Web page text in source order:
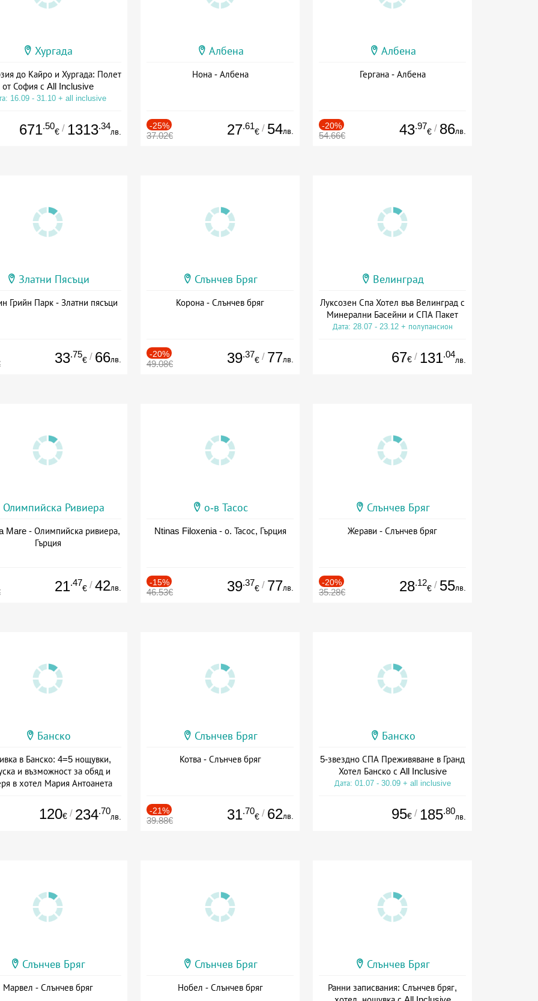
Хургада
до Кайро и Хургада: Полет
от София с All Inclusive
16.09 - 31.10 + all inclusive
671.50
€ / 1313.34
лв.
Албена
Нона - Албена
-25%
37.02€ 27.61
€ / 54лв.
Албена
Гергана - Албена
-20%
54.66€ 43.97
€ / 86лв.
Златни Пясъци
Грийн Парк - Златни пясъци
33.75
€ / 66лв.
Слънчев Бряг
Корона - Слънчев бряг
-20%
49.08€ 39.37
€ / 77лв.
Велинград
Луксозен Спа Хотел във Велинград с
Минерални Басейни и СПА Пакет
Дата: 28.07 - 23.12 + полупансион
67€ / 131.04
лв.
Олимпийска Ривиера
Mare - Олимпийска ривиера,
Гърция
21.47
€ / 42лв.
о-в Тасос
Ntinas Filoxenia - о. Тасос, Гърция
-15%
46.53€ 39.37
€ / 77лв.
Слънчев Бряг
Жерави - Слънчев бряг
-20%
35.28€ 28.12
€ / 55лв.
Банско
в Банско: 4=5 нощувки,
и възможност за обяд и
в хотел Мария Антоанета
120€ / 234.70
лв.
Слънчев Бряг
Котва - Слънчев бряг
-21%
39.88€ 31.70
€ / 62лв.
Банско
5-звездно СПА Преживяване в Гранд
Хотел Банско с All Inclusive
Дата: 01.07 - 30.09 + all inclusive
95€ / 185.80
лв.
Слънчев Бряг
Марвел - Слънчев бряг
Слънчев Бряг
Нобел - Слънчев бряг
Слънчев Бряг
Ранни записвания: Слънчев бряг,